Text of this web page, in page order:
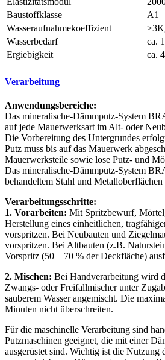
Wasserbedarf
ca.
Ergiebigkeit
ca.
Verarbeitung
Das mineralische-Dämmputz-System
Die Vorbereitung des Untergrundes
Putz muss bis auf das Mauerwerk
Mauerwerksteile sowie lose Putz- und
Das mineralische-Dämmputz-System
behandeltem Stahl und Metalloberflächen
Verarbeitungsschritte:
1. Vorarbeiten:Mit Spritzbewurf,
Herstellung eines einheitlichen,
vorspritzen. Bei Neubauten und
vorspritzen. Bei Altbauten (z.B.
Vorspritz (50 – 70 % der Deckfläche)
2. Mischen: Bei Handverarbeitung wird
Zwangs- oder Freifallmischer unter
sauberem Wasser angemischt. Die
Minuten nicht überschreiten.
Für die maschinelle Verarbeitung sind
Putzmaschinen geeignet, die mit einer
vorgeschriebenen Dämmputzschnecke.
können auch unterschiedliche
Schlauchlängen verwendet werden.